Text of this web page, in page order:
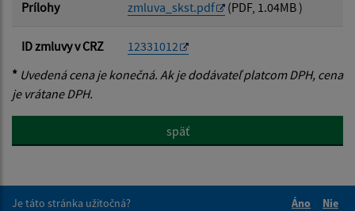
Prílohy zmluva_skst.pdf (PDF, 1.04MB )
ID zmluvy v CRZ
12331012
* Uvedená cena je konečná. Ak je dodávateľ platcom DPH, cena
je vrátane DPH.
späť
Je táto stránka užitočná?
Áno
Nie